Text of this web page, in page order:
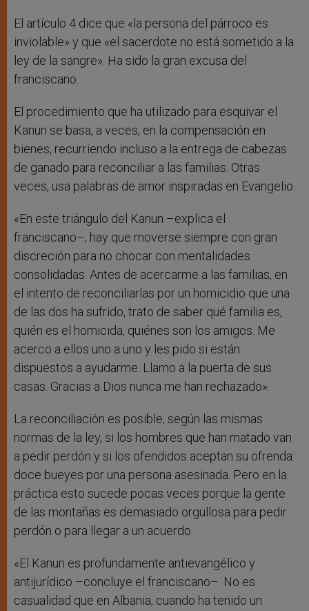
El artículo 4 dice que «la persona del párroco es
inviolable» y que «el sacerdote no está sometido a la
ley de la sangre». Ha sido la gran excusa del
franciscano.
El procedimiento que ha utilizado para esquivar el
Kanun se basa, a veces, en la compensación en
bienes, recurriendo incluso a la entrega de cabezas
de ganado para reconciliar a las familias. Otras
veces, usa palabras de amor inspiradas en Evangelio.
«En este triángulo del Kanun –explica el
franciscano–, hay que moverse siempre con gran
discreción para no chocar con mentalidades
consolidadas. Antes de acercarme a las familias, en
el intento de reconciliarlas por un homicidio que una
de las dos ha sufrido, trato de saber qué familia es,
quién es el homicida, quiénes son los amigos. Me
acerco a ellos uno a uno y les pido si están
dispuestos a ayudarme. Llamo a la puerta de sus
casas. Gracias a Dios nunca me han rechazado».
La reconciliación es posible, según las mismas
normas de la ley, si los hombres que han matado van
a pedir perdón y si los ofendidos aceptan su ofrenda:
doce bueyes por una persona asesinada. Pero en la
práctica esto sucede pocas veces porque la gente
de las montañas es demasiado orgullosa para pedir
perdón o para llegar a un acuerdo.
«El Kanun es profundamente antievangélico y
antijurídico –concluye el franciscano–. No es
casualidad que en Albania, cuando ha tenido un